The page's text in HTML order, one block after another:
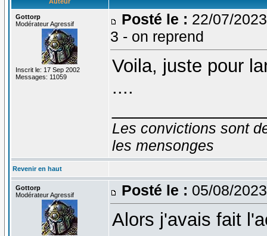
Gottorp
Modérateur Agressif
Inscrit le: 17 Sep 2002
Messages: 11059
Posté le : 22/07/
3 - on reprend
Voila, juste pour
....
Les convictions sont
les mensonges
Revenir en haut
Gottorp
Modérateur Agressif
Posté le : 05/08/
Alors j'avais fait